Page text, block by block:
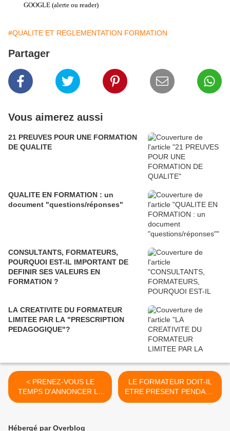
GOOGLE (alerte ou reader)
#QUALITE ET REGLEMENTATION FORMATION
Partager
Vous aimerez aussi
21 PREUVES POUR UNE FORMATION
DE QUALITE
QUALITE EN FORMATION : un
document "questions/réponses"
CONSULTANTS, FORMATEURS,
POURQUOI EST-IL IMPORTANT DE
DEFINIR SES VALEURS EN
FORMATION ?
LA CREATIVITE DU FORMATEUR
LIMITEE PAR LA "PRESCRIPTION
PEDAGOGIQUE"?
< PRENEZ-VOUS LE
TEMPS D'ANNONCER LE
CADRE ET LES
LE FORMATEUR DOIT-IL
ETRE PRESENT PENDANT
L'EVALUATION DE LA
Hébergé par Overblog